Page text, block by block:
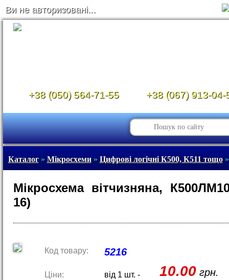
Ви не авторизовані...
+38 (050) 564-71-55 +38 (067) 913-04-
Каталог» Мікросхеми» Цифрові логічні К500, К511 тощо»
Мікросхема вітчизняна,
16)
Код товару: 5216
Ціни: від 1 шт. - 10.00грн.